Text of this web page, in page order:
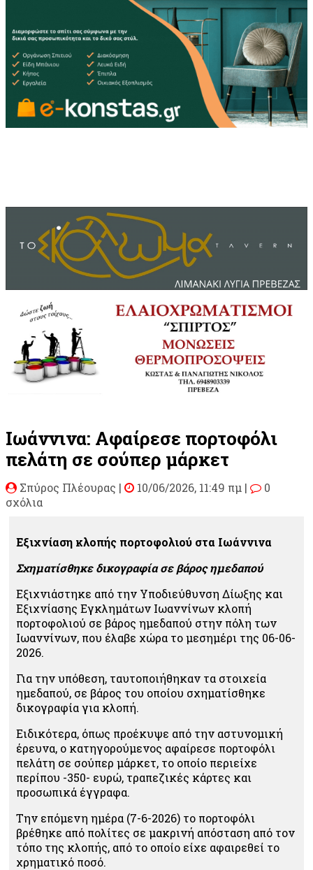
Ιωάννινα: Αφαίρεσε πορτοφόλι
πελάτη σε σούπερ μάρκετ
Σπύρος Πλέουρας | 10/06/2026, 11:49 πμ |
0
σχόλια
Εξιχνίαση κλοπής πορτοφολιού στα Ιωάννινα
Σχηματίσθηκε δικογραφία σε βάρος ημεδαπού
Εξιχνιάστηκε από την Υποδιεύθυνση Δίωξης και
Εξιχνίασης Εγκλημάτων Ιωαννίνων κλοπή
πορτοφολιού σε βάρος ημεδαπού στην πόλη των
Ιωαννίνων, που έλαβε χώρα το μεσημέρι της 06-06-
2026.
Για την υπόθεση, ταυτοποιήθηκαν τα στοιχεία
ημεδαπού, σε βάρος του οποίου σχηματίσθηκε
δικογραφία για κλοπή.
Ειδικότερα, όπως προέκυψε από την αστυνομική
έρευνα, ο κατηγορούμενος αφαίρεσε πορτοφόλι
πελάτη σε σούπερ μάρκετ, το οποίο περιείχε
περίπου -350- ευρώ, τραπεζικές κάρτες και
προσωπικά έγγραφα.
Την επόμενη ημέρα (7-6-2026) το πορτοφόλι
βρέθηκε από πολίτες σε μακρινή απόσταση από τον
τόπο της κλοπής, από το οποίο είχε αφαιρεθεί το
χρηματικό ποσό.